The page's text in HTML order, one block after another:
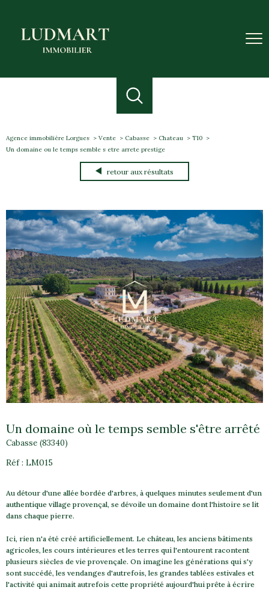
Agence immobilière Lorgues Vente Cabasse Chateau
T10
Un domaine ou le temps semble s etre arrete prestige
retour aux résultats
Un domaine où le temps semble s'être arrêté
Cabasse (83340)
Réf : LM015
Au détour d'une allée bordée d'arbres, à quelques minutes seulement d'un
authentique village provençal, se dévoile un domaine dont l'histoire se lit
dans chaque pierre.
Ici, rien n'a été créé artificiellement. Le château, les anciens bâtiments
agricoles, les cours intérieures et les terres qui l'entourent racontent
plusieurs siècles de vie provençale. On imagine les générations qui s'y
sont succédé, les vendanges d'autrefois, les grandes tablées estivales et
l'activité qui animait autrefois cette propriété aujourd'hui prête à écrire